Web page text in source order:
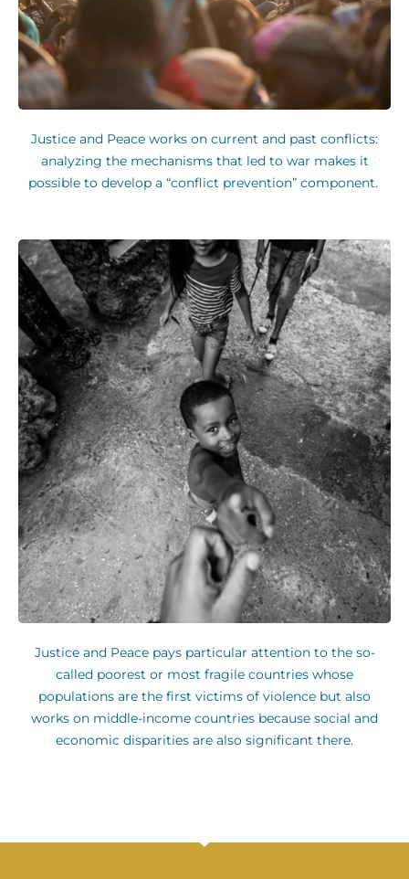
Justice and Peace works on current and past conflicts:
analyzing the mechanisms that led to war makes it
possible to develop a “conflict prevention” component.
Justice and Peace pays particular attention to the so-
called poorest or most fragile countries whose
populations are the first victims of violence but also
works on middle-income countries because social and
economic disparities are also significant there.